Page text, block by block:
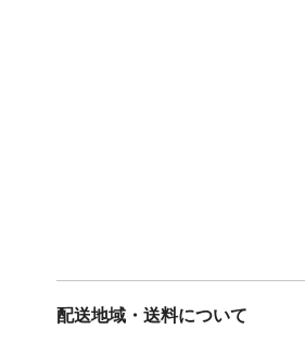
配送地域・送料について